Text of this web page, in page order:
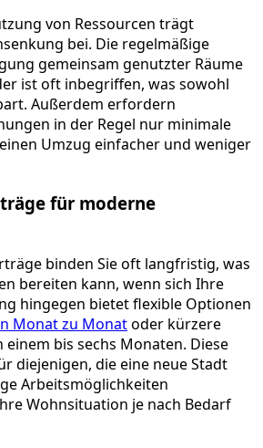
von Ressourcen trägt
bei. Die regelmäßige
gemeinsam genutzter Räume
ist oft inbegriffen, was sowohl
Außerdem erfordern
in der Regel nur minimale
Umzug einfacher und weniger
für moderne
binden Sie oft langfristig, was
bereiten kann, wenn sich Ihre
hingegen bietet flexible Optionen
Monat zu Monatoder kürzere
bis sechs Monaten. Diese
diejenigen, die eine neue Stadt
Arbeitsmöglichkeiten
Wohnsituation je nach Bedarf